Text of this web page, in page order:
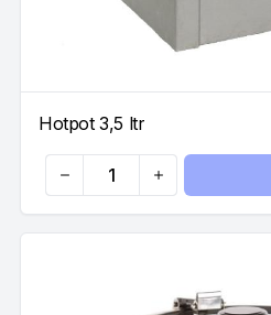
Hotpot 3,5 ltr
Quantity